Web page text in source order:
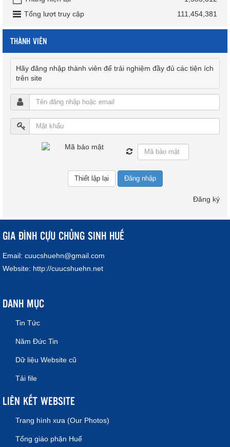
Tổng lượt truy cập
111,454,381
THÀNH VIÊN
Hãy đăng nhập thành viên để trải nghiệm đầy đủ các tiện ích
trên site
Đăng nhập
Đăng ký
GIA ĐÌNH CỰU CHỦNG SINH HUẾ
Email: cuucshuehn@gmail.com
Website: http://cuucshuehn.net
DANH MỤC
Tin Tức
Năm Đức Tin
Dữ liệu Website cũ
Tải file
LIÊN KẾT WEBSITE
Trang hình xưa (Our Photos)
Tổng giáo phận Huế